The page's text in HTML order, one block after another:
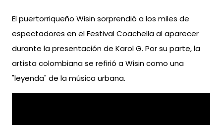
El puertorriqueño Wisin sorprendió a los miles de
espectadores en el Festival Coachella al aparecer
durante la presentación de Karol G. Por su parte, la
artista colombiana se refirió a Wisin como una
"leyenda" de la música urbana.